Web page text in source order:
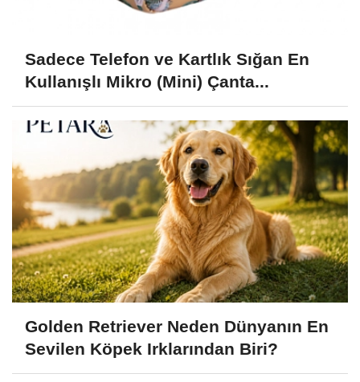
Sadece Telefon ve Kartlık Sığan En
Kullanışlı Mikro (Mini) Çanta...
Golden Retriever Neden Dünyanın En
Sevilen Köpek Irklarından Biri?